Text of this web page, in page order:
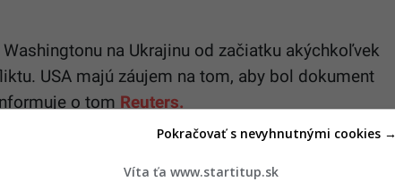
na Ukrajinu od začiatku akýchkoľvek
USA majú záujem na tom, aby bol dokument
o tom Reuters.
„
Chcú zastaviť vojnu a chcú, aby tú cenu
Víta ťa www.startitup.sk
Pokračovať s nevyhnutnými cookies →